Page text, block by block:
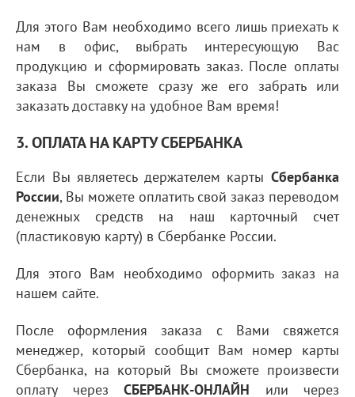
Для этого Вам необходимо всего лишь приехать к
нам в офис, выбрать интересующую Вас
продукцию и сформировать заказ. После оплаты
заказа Вы сможете сразу же его забрать или
заказать доставку на удобное Вам время!
3. ОПЛАТА НА КАРТУ СБЕРБАНКА
Если Вы являетесь держателем карты Сбербанка
России, Вы можете оплатить свой заказ переводом
денежных средств на наш карточный счет
(пластиковую карту) в Сбербанке России.
Для этого Вам необходимо оформить заказ на
нашем сайте.
После оформления заказа с Вами свяжется
менеджер, который сообщит Вам номер карты
Сбербанка, на который Вы сможете произвести
оплату через СБЕРБАНК-ОНЛАЙН или через